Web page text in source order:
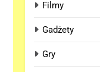
Filmy
Gadżety
Gry